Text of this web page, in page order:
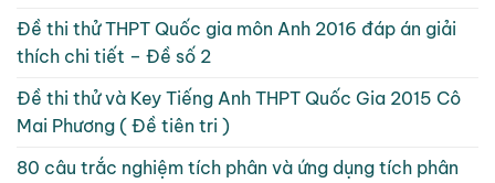
Đề thi thử THPT Quốc gia môn Anh 2016 đáp án giải
thích chi tiết – Đề số 2
Đề thi thử và Key Tiếng Anh THPT Quốc Gia 2015 Cô
Mai Phương ( Đề tiên tri )
80 câu trắc nghiệm tích phân và ứng dụng tích phân